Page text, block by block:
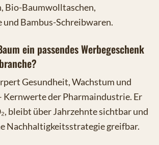
Bio-Baumwolltaschen,
und Bambus-Schreibwaren.
ein passendes Werbegeschenk
Gesundheit, Wachstum und
Kernwerte der Pharmaindustrie. Er
bleibt über Jahrzehnte sichtbar und
Nachhaltigkeitsstrategie greifbar.